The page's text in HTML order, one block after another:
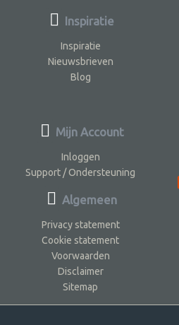
Inspiratie
Inspiratie
Nieuwsbrieven
Blog
Mijn Account
Inloggen
Support / Ondersteuning
Algemeen
Privacy statement
Cookie statement
Voorwaarden
Disclaimer
Sitemap